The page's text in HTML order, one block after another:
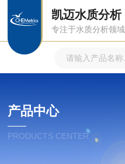
凯迈水质分析
专注于水质分析领域
产品中心
PRODUCTS CENTER